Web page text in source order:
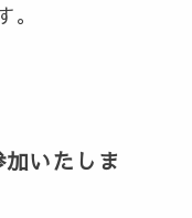
いたしま